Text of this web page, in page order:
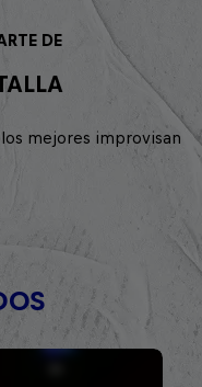
DE
mejores improvisan